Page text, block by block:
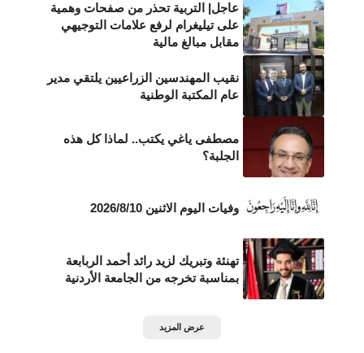
عاجل| التربية تحذر من صفحات وهمية
على تيليغرام لرفع علامات التوجيهي
مقابل مبالغ مالية
نقيب المهندسين الزراعيين يلتقي مدير
عام المكتبة الوطنية
مصطفى ياغي يكتب.. لماذا كل هذه
الجلبة؟
وفيات اليوم الاثنين 2026/8/10
تهنئة وتبريك لزيد رائد أحمد الربابعة
بمناسبة تخرجه من الجامعة الأردنية
عرض المزيد